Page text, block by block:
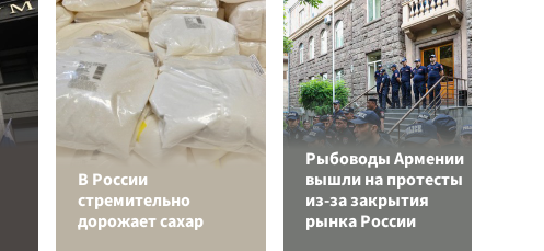
В России
стремительно
дорожает сахар
Рыбоводы Армении
вышли на протесты
из-за закрытия
рынка России